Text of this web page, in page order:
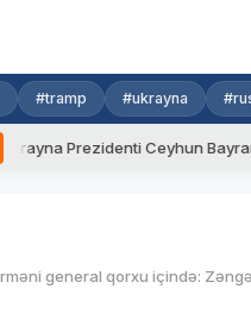
#tramp #ukrayna
Ceyhun Bayramovu